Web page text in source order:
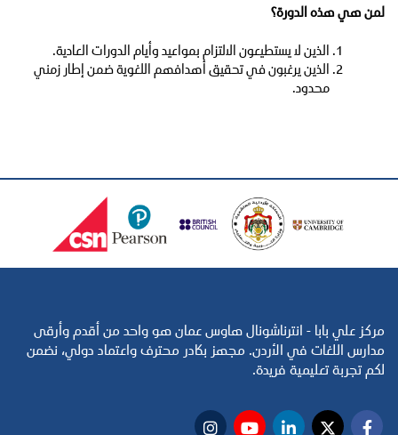
لمن هي هذه الدورة؟
الذين لا يستطيعون الالتزام بمواعيد وأيام الدورات العادية.
الذين يرغبون في تحقيق أهدافهم اللغوية ضمن إطار زمني
محدود.
مركز علي بابا - انترناشونال هاوس عمان هو واحد من أقدم وأرقى
مدارس اللغات في الأردن. مجهز بكادر محترف واعتماد دولي، نضمن
لكم تجربة تعليمية فريدة.